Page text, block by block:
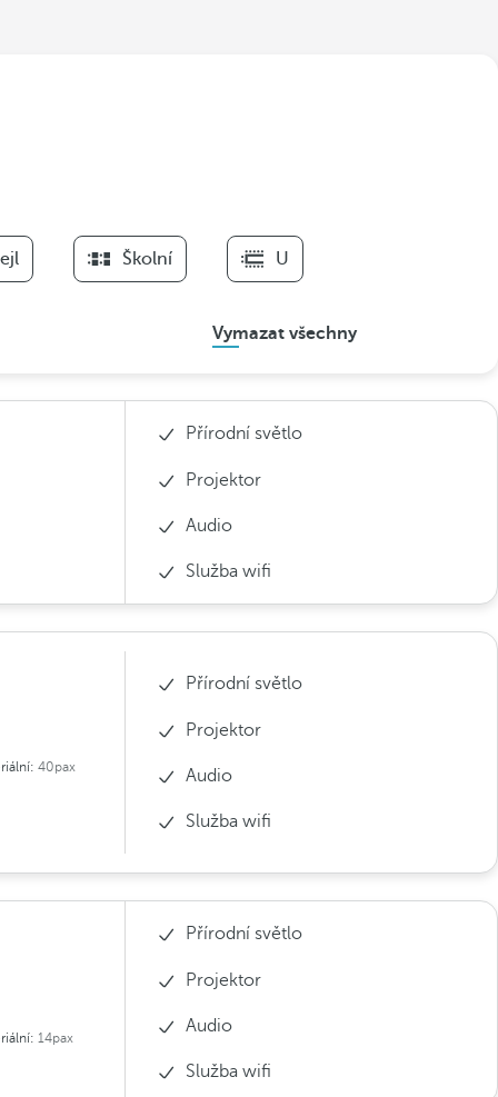
Školní U
Vymazat všechny
Přírodní světlo
Projektor
Audio
Služba wifi
40pax
Přírodní světlo
Projektor
Audio
Služba wifi
14pax
Přírodní světlo
Projektor
Audio
Služba wifi